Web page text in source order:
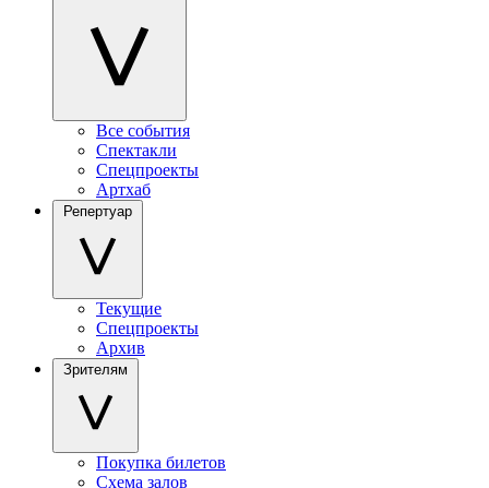
Все события
Спектакли
Спецпроекты
Артхаб
Репертуар
Текущие
Спецпроекты
Архив
Зрителям
Покупка билетов
Схема залов